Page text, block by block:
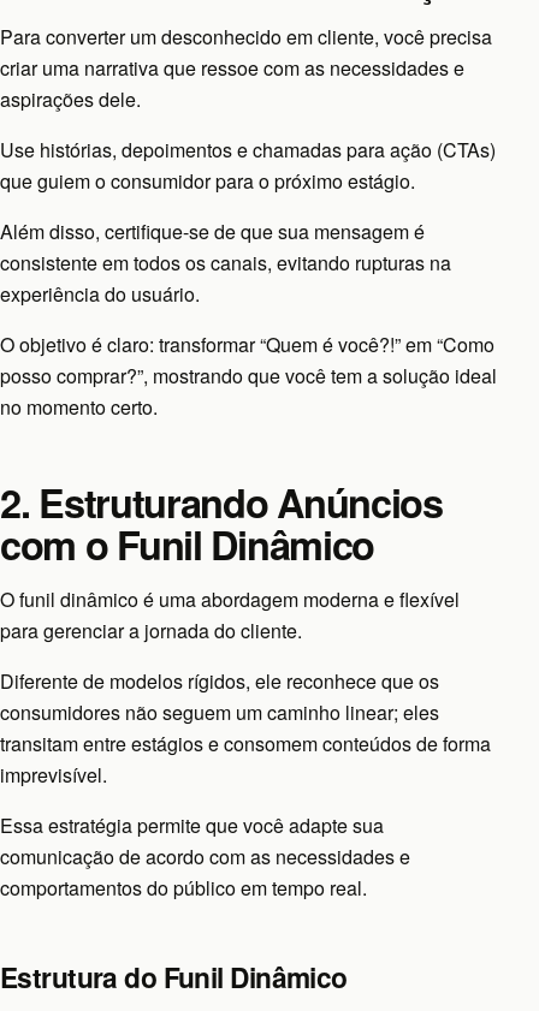
Para converter um desconhecido em cliente, você precisa
criar uma narrativa que ressoe com as necessidades e
aspirações dele.
Use histórias, depoimentos e chamadas para ação (CTAs)
que guiem o consumidor para o próximo estágio.
Além disso, certifique-se de que sua mensagem é
consistente em todos os canais, evitando rupturas na
experiência do usuário.
O objetivo é claro: transformar “Quem é você?!” em “Como
posso comprar?”, mostrando que você tem a solução ideal
no momento certo.
2. Estruturando Anúncios
com o Funil Dinâmico
O funil dinâmico é uma abordagem moderna e flexível
para gerenciar a jornada do cliente.
Diferente de modelos rígidos, ele reconhece que os
consumidores não seguem um caminho linear; eles
transitam entre estágios e consomem conteúdos de forma
imprevisível.
Essa estratégia permite que você adapte sua
comunicação de acordo com as necessidades e
comportamentos do público em tempo real.
Estrutura do Funil Dinâmico